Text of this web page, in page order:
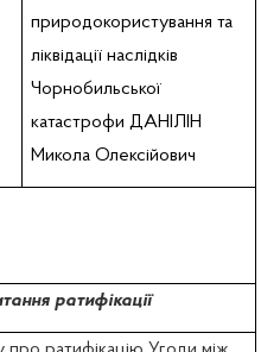
природокористування та
ліквідації наслiдкiв
Чорнобильської
катастрофи ДАНІЛІН
Микола Олексійович
ратифікації